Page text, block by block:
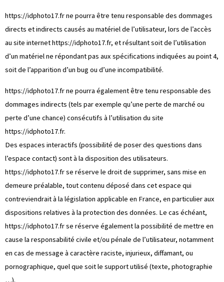
https://idphoto17.frne pourra être tenu responsable des dommages
directs et indirects causés au matériel de l’utilisateur, lors de l’accès
au site internethttps://idphoto17.fr, et résultant soit de l’utilisation
d’un matériel ne répondant pas aux spécifications indiquées au point 4,
soit de l’apparition d’un bug ou d’une incompatibilité.
https://idphoto17.frne pourra également être tenu responsable des
dommages indirects (tels par exemple qu’une perte de marché ou
perte d’une chance) consécutifs à l’utilisation du site
https://idphoto17.fr.
Des espaces interactifs (possibilité de poser des questions dans
l’espace contact) sont à la disposition des utilisateurs.
https://idphoto17.frse réserve le droit de supprimer, sans mise en
demeure préalable, tout contenu déposé dans cet espace qui
contreviendrait à la législation applicable en France, en particulier aux
dispositions relatives à la protection des données. Le cas échéant,
https://idphoto17.frse réserve également la possibilité de mettre en
cause la responsabilité civile et/ou pénale de l’utilisateur, notamment
en cas de message à caractère raciste, injurieux, diffamant, ou
pornographique, quel que soit le support utilisé (texte, photographie
…).